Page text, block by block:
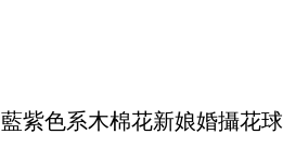
藍紫色系木棉花新娘婚攝花球